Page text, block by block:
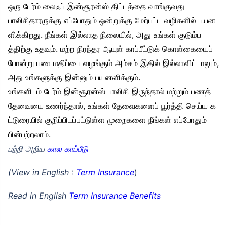
ஒரு டேர்ம் லைஃப் இன்சூரன்ஸ் திட்டத்தை வாங்குவது
பாலிசிதாரருக்கு எப்போதும் ஒன்றுக்கு மேற்பட்ட வழிகளில் பயன
ளிக்கிறது. நீங்கள் இல்லாத நிலையில், அது உங்கள் குடும்ப
த்திற்கு உதவும். மற்ற நிரந்தர ஆயுள் காப்பீட்டுக் கொள்கையைப்
போன்று பண மதிப்பை வழங்கும் அம்சம் இதில் இல்லாவிட்டாலும்,
அது உங்களுக்கு இன்னும் பயனளிக்கும்.
உங்களிடம் டேர்ம் இன்சூரன்ஸ் பாலிசி இருந்தால் மற்றும் பணத்
தேவையை உணர்ந்தால், உங்கள் தேவைகளைப் பூர்த்தி செய்ய க
ட்டுரையில் குறிப்பிடப்பட்டுள்ள முறைகளை நீங்கள் எப்போதும்
பின்பற்றலாம்.
பற்றி அறிய கால காப்பீடு
(View in English : Term Insurance)
Read in English Term Insurance Benefits